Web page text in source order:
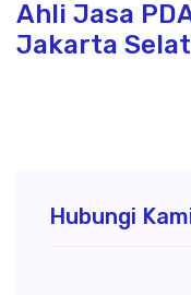
Ahli Jasa
Jakarta
Hubungi